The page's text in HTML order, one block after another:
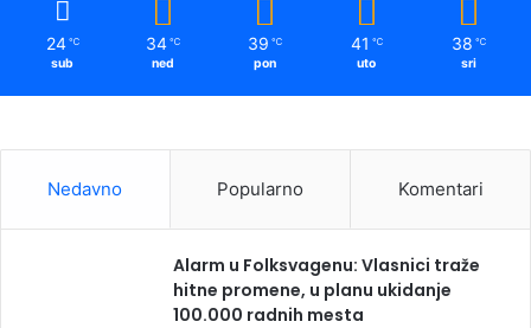
24 ℃
sub
34 ℃
ned
39 ℃
pon
41 ℃
uto
38 ℃
sri
Nedavno Popularno Komentari
Alarm u Folksvagenu: Vlasnici traže
hitne promene, u planu ukidanje
100.000 radnih mesta